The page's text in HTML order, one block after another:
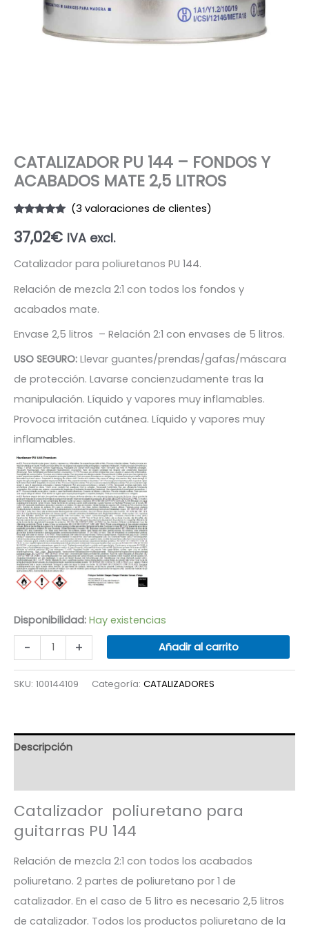
CATALIZADOR PU 144 – FONDOS Y
ACABADOS MATE 2,5 LITROS
con 5.00de
5 en base
valoraciones
(3 valoraciones de clientes)
37,02€ IVA excl.
Catalizador para poliuretanos PU 144.
Relación de mezcla 2:1 con todos los fondos y
acabados mate.
Envase 2,5 litros – Relación 2:1 con envases de 5 litros.
USO SEGURO: Llevar guantes/prendas/gafas/máscara
de protección. Lavarse concienzudamente tras la
manipulación. Líquido y vapores muy inflamables.
Provoca irritación cutánea. Líquido y vapores muy
inflamables.
Disponibilidad: Hay existencias
-
CATALIZADOR
PU
144
Y
ACABADOS
2,5
LITROS
cantidad
+ Añadir al carrito
SKU: 100144109 Categoría: CATALIZADORES
Descripción
Catalizador poliuretano para
guitarras PU 144
Relación de mezcla 2:1 con todos los acabados
poliuretano. 2 partes de poliuretano por 1 de
catalizador. En el caso de 5 litro es necesario 2,5 litros
de catalizador. Todos los productos poliuretano de la